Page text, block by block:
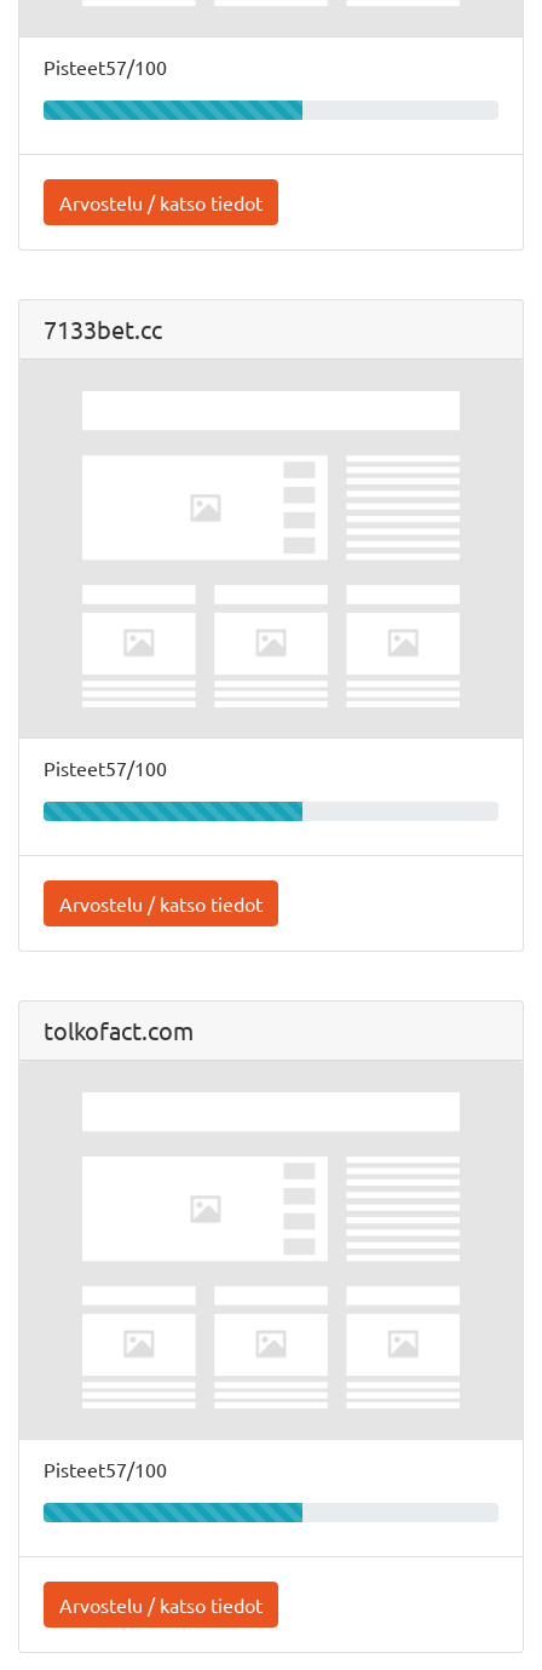
Pisteet57/100
Arvostelu / katso tiedot
7133bet.cc
Pisteet57/100
Arvostelu / katso tiedot
tolkofact.com
Pisteet57/100
Arvostelu / katso tiedot